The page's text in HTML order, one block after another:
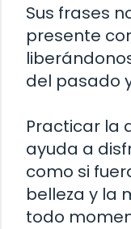
Sus frases
presente
del pasado
Practicar la
ayuda a
como si
belleza y la
todo